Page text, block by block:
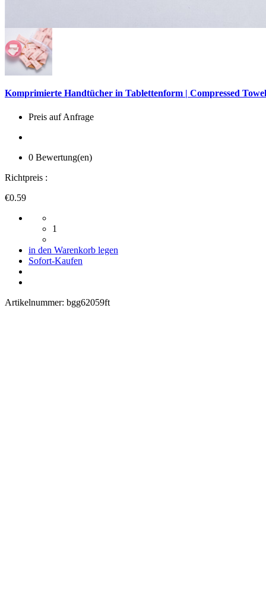
Komprimierte Handtücher in Tablettenform | Compressed
Preis auf Anfrage
0 Bewertung(en)
Richtpreis :
€0.59
1
in den Warenkorb legen
Sofort-Kaufen
Artikelnummer: bgg62059ft